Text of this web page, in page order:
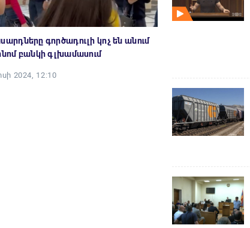
գործադուլի կոչ են անում
բանկի գլխամասում
2024, 12:10